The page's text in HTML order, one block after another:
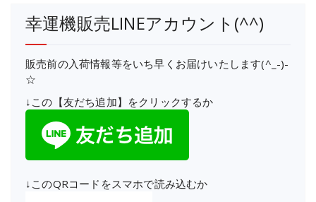
幸運機販売LINEアカウント(^^)
販売前の入荷情報等をいち早くお届けいたします(^_-)-
☆
↓この【友だち追加】をクリックするか
↓このQRコードをスマホで読み込むか